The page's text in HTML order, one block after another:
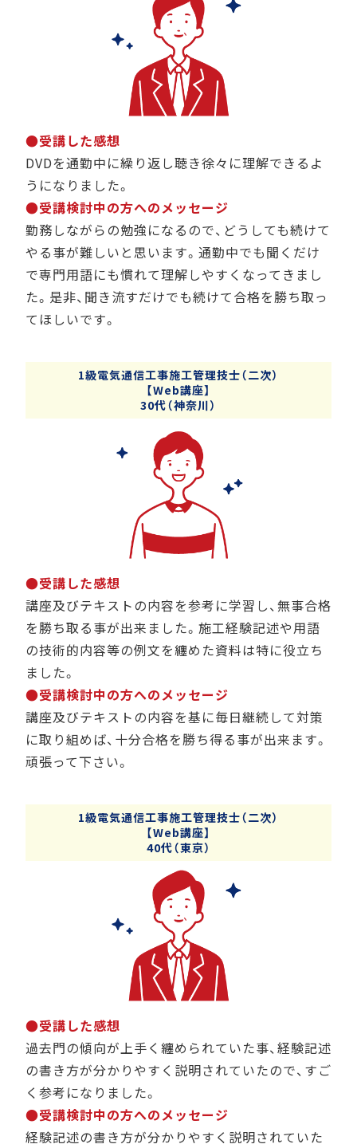
●受講した感想
DVDを通勤中に繰り返し聴き徐々に理解できるよ
うになりました。
●受講検討中の方へのメッセージ
勤務しながらの勉強になるので、どうしても続けて
やる事が難しいと思います。通勤中でも聞くだけ
で専門用語にも慣れて理解しやすくなってきまし
た。是非、聞き流すだけでも続けて合格を勝ち取っ
てほしいです。
1級電気通信工事施工管理技士（二次）
【Web講座】
30代（神奈川）
●受講した感想
講座及びテキストの内容を参考に学習し、無事合格
を勝ち取る事が出来ました。施工経験記述や用語
の技術的内容等の例文を纏めた資料は特に役立ち
ました。
●受講検討中の方へのメッセージ
講座及びテキストの内容を基に毎日継続して対策
に取り組めば、十分合格を勝ち得る事が出来ます。
頑張って下さい。
1級電気通信工事施工管理技士（二次）
【Web講座】
40代（東京）
●受講した感想
過去門の傾向が上手く纏められていた事、経験記述
の書き方が分かりやすく説明されていたので、すご
く参考になりました。
●受講検討中の方へのメッセージ
経験記述の書き方が分かりやすく説明されていた